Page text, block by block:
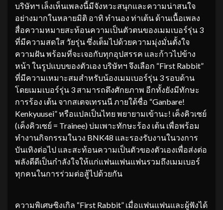
บริษัทฯ เล็งเห็นเพลงนี้มีจังหวะสนุกและความน่าสนใจ
อย่างมากในหลายมิติ อาทิ ทำนอง ท่าเต้น ด้านเนื้อเพลง
สื่อความหมายสะท้อนความเป็นตัวตนของเมมเบอร์รุ่น 3
ที่มีความสดใส วัยรุ่น ซึ่งเต็มไปด้วยความมุ่งมั่นตั้งใจ
ความฝัน พร้อมที่จะเจอกับทุกอุปสรรค และก้าวไปข้าง
หน้า ในรูปแบบของตัวเอง บริษัทฯ จึงเลือก “First Rabbit”
ที่มีความเหมาะสมสำหรับน้องเมมเบอร์รุ่น 3 รอบด้าน
โดยเมมเบอร์รุ่น 3 สามารถดึงศักยภาพ อีกทั้งยังมีทักษะ
การร้อง เต้น จากสเตจเทรนนี ภายใต้ชื่อ “Ganbare!
Kenkyuusei” หรือแปลเป็นไทย พยายามเข้านะ! เค็งคิวเซย์
(เค็งคิวเซย์ = Trainee) บ่มเพาะทักษะร้อง เต้น เพื่อพร้อม
ทำงานกิจกรรมในวง BNK48 และรองรับงานในวงการ
บันเทิงต่อไป และสะท้อนความเป็นตัวของตัวเองเพื่อส่งต่อ
พลังดีดีเป็นกำลังใจให้แก่แฟนแฟนแฟนรวมถึงเมมเบอร์
ทุกคนในการร่วมต่อสู้ไปด้วยกัน
ความพิเศษซิงเกิล “First Rabbit” เมื่อแฟนแฟนและผู้ฟังได้